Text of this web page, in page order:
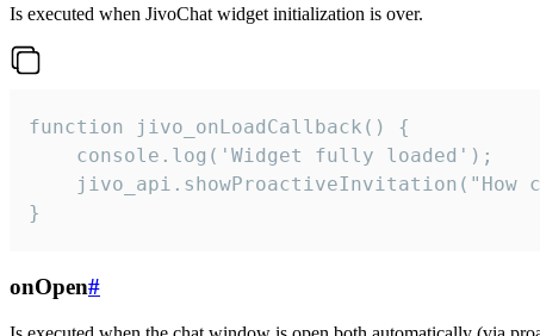
Is executed when JivoChat widget initialization is over.
function jivo_onLoadCallback() {
    console.log('Widget fully loaded');
jivo_api.showProactiveInvitation("How
}
onOpen#